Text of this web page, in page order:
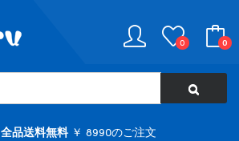
0 0
全品送料無料￥ 8990のご注文